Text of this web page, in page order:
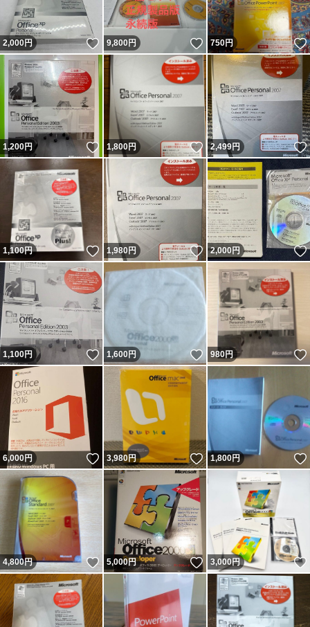
2,000円 いいね！
9,800円 いいね！
750円
1,200円 いいね！
1,800円 いいね！
2,499円
1,100円 いいね！
1,980円 いいね！
2,000円
1,100円 いいね！
1,600円 いいね！
980円
6,000円 いいね！
3,980円 いいね！
1,800円
4,800円 いいね！
5,000円 いいね！
3,000円